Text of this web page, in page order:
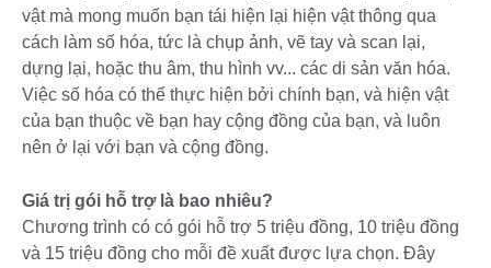
vật mà mong muốn bạn tái hiện lại hiện vật thông qua
cách làm số hóa, tức là chụp ảnh, vẽ tay và scan lại,
dựng lại, hoặc thu âm, thu hình vv... các di sản văn hóa.
Việc số hóa có thể thực hiện bởi chính bạn, và hiện vật
của bạn thuộc về bạn hay cộng đồng của bạn, và luôn
nên ở lại với bạn và cộng đồng.
Giá trị gói hỗ trợ là bao nhiêu?
Chương trình có có gói hỗ trợ 5 triệu đồng, 10 triệu đồng
và 15 triệu đồng cho mỗi đề xuất được lựa chọn. Đây